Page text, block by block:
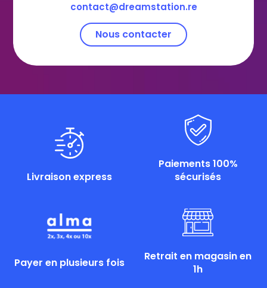
contact@dreamstation.re
Nous contacter
Livraison express
Paiements 100%
sécurisés
Payer en plusieurs fois
Retrait en magasin en
1h